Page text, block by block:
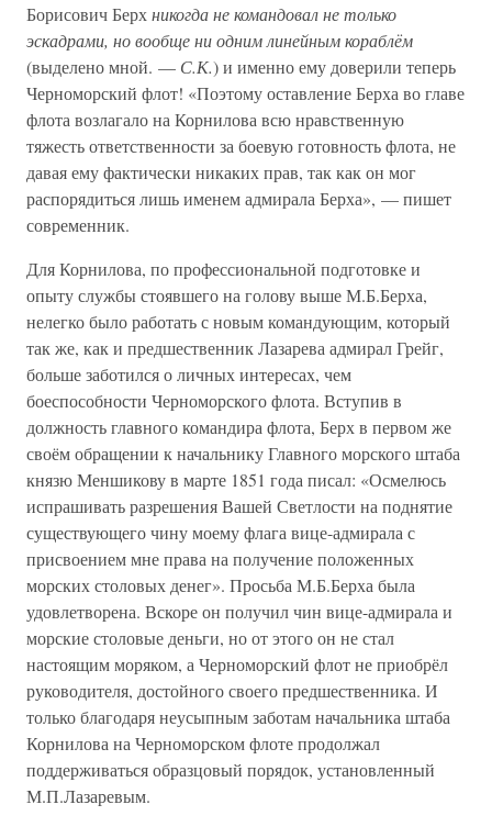
Борисович Берхникогда не командовал не только
эскадрами, но вообще ни одним линейным кораблём
(выделено мной. — С.К.) и именно ему доверили теперь
Черноморский флот! «Поэтому оставление Берха во главе
флота возлагало на Корнилова всю нравственную
тяжесть ответственности за боевую готовность флота, не
давая ему фактически никаких прав, так как он мог
распорядиться лишь именем адмирала Берха», — пишет
современник.
Для Корнилова, по профессиональной подготовке и
опыту службы стоявшего на голову выше М.Б.Берха,
нелегко было работать с новым командующим, который
так же, как и предшественник Лазарева адмирал Грейг,
больше заботился о личных интересах, чем
боеспособности Черноморского флота. Вступив в
должность главного командира флота, Берх в первом же
своём обращении к начальнику Главного морского штаба
князю Меншикову в марте 1851 года писал: «Осмелюсь
испрашивать разрешения Вашей Светлости на поднятие
существующего чину моему флага вице-адмирала с
присвоением мне права на получение положенных
морских столовых денег». Просьба М.Б.Берха была
удовлетворена. Вскоре он получил чин вице-адмирала и
морские столовые деньги, но от этого он не стал
настоящим моряком, а Черноморский флот не приобрёл
руководителя, достойного своего предшественника. И
только благодаря неусыпным заботам начальника штаба
Корнилова на Черноморском флоте продолжал
поддерживаться образцовый порядок, установленный
М.П.Лазаревым.